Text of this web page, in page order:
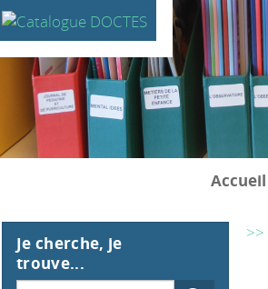
Accueil
Je cherche, je
trouve...